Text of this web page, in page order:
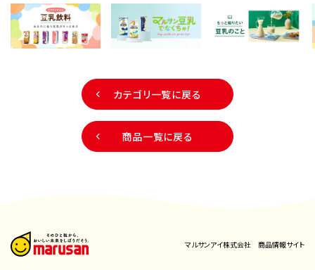
カテゴリ一覧に戻る
商品一覧に戻る
マルサンアイ株式会社 商品情報サイト